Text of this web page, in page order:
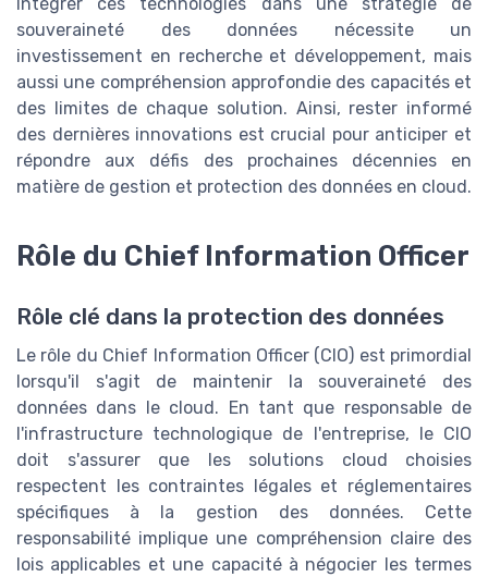
souveraineté des données nécessite un
investissement en recherche et développement, mais
aussi une compréhension approfondie des capacités et
des limites de chaque solution. Ainsi, rester informé
des dernières innovations est crucial pour anticiper et
répondre aux défis des prochaines décennies en
matière de gestion et protection des données en cloud.
Rôle du Chief Information Officer
Rôle clé dans la protection des données
Le rôle du Chief Information Officer (CIO) est primordial
lorsqu'il s'agit de maintenir la souveraineté des
données dans le cloud. En tant que responsable de
l'infrastructure technologique de l'entreprise, le CIO
doit s'assurer que les solutions cloud choisies
respectent les contraintes légales et réglementaires
spécifiques à la gestion des données. Cette
responsabilité implique une compréhension claire des
lois applicables et une capacité à négocier les termes